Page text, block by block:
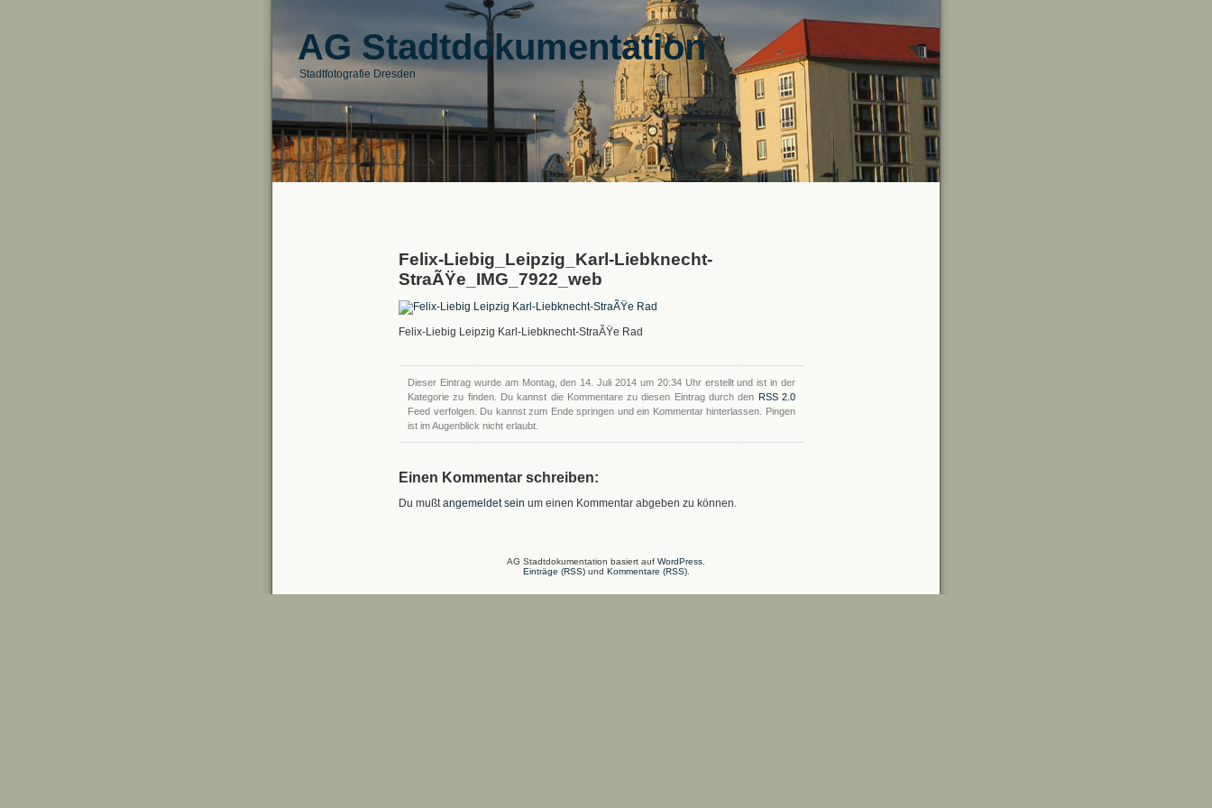
AG Stadtdokumentation
Stadtfotografie Dresden
Felix-Liebig_Leipzig_Karl-Liebknecht-
StraÃŸe_IMG_7922_web
Felix-Liebig Leipzig Karl-Liebknecht-StraÃŸe Rad
Dieser Eintrag wurde am Montag, den 14. Juli 2014 um 20:34 Uhr erstellt und ist in der
Kategorie zu finden. Du kannst die Kommentare zu diesen Eintrag durch den RSS 2.0
Feed verfolgen. Du kannst zum Ende springen und ein Kommentar hinterlassen. Pingen
ist im Augenblick nicht erlaubt.
Einen Kommentar schreiben:
Du mußtangemeldet sein um einen Kommentar abgeben zu können.
AG Stadtdokumentation basiert auf WordPress
Einträge (RSS)und Kommentare (RSS).